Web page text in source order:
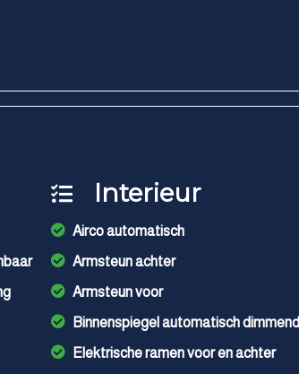
Interieur
Airco automatisch
Armsteun achter
Armsteun voor
Binnenspiegel automatisch dimmend
Elektrische ramen voor en achter